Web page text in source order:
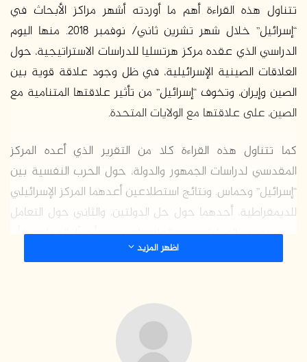
تتناول هذه القراءة أهم ما أوردته أشهر مراكز الأبحاث في
“إسرائيل” خلال شهر تشرين ثاني/ نوفمبر 2018. منها اليوم
الدراسي الذي عقده مركز هرتسليا للدراسات الاستراتيجية، حول
العلاقات الصينية الإسرائيلية، في ظل وجود علاقة قوية بين
الصين وإيران، وتخوف “إسرائيل” من تأثير علاقتها المتنامية مع
الصين، على علاقتها مع الولايات المتحدة.
كما تتناول هذه القراءة كلا من التقرير الذي أعده المركز
المقدسي لدراسات الجمهور والدولة، حول الحرب النفسية بين
“إسرائيل” وحماس. ونتائج استطلاعين أعدهما المركز الإسرائيلي
للديمقراطية، أحدهما حول حل الدولتين، والثاني حول التعامل
مع منفذي العمليات من الفلسطينيين. وأخيرًا الجدل بشأن
الخطة السياسية التي أعدها مركز دراسات الأمن القومي، حول
وكانت أبرز خلاصات إصدارات هذه المراكز خلال هذا الشهر، ما
اظهر المزيد